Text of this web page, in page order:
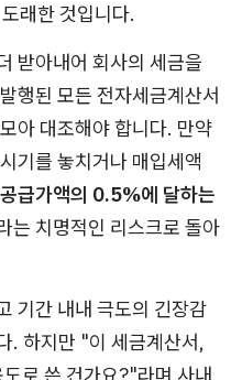
래한 것입니다.
받아내어 회사의 세금을
행된 모든 전자세금계산서
아 대조해야 합니다. 만약
기를 놓치거나 매입세액
공급가액의 0.5%에 달하는
는 치명적인 리스크로 돌아
기간 내내 극도의 긴장감
. 하지만 "이 세금계산서,